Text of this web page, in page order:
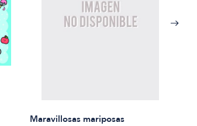
Maravillosas mariposas